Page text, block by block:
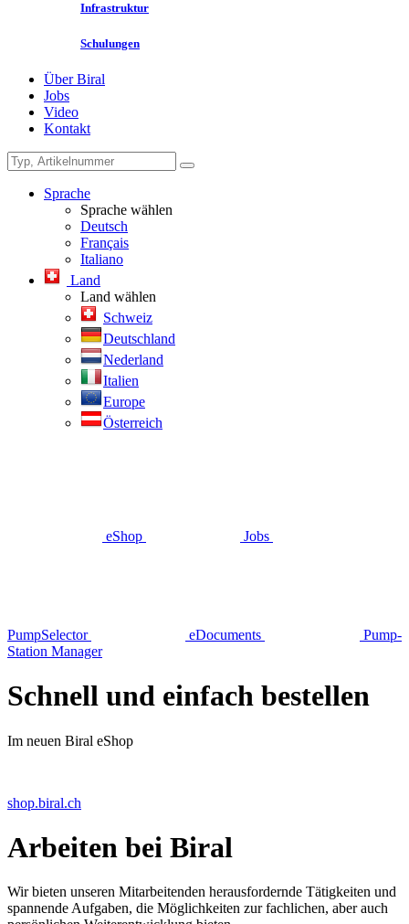
Infrastruktur
Schulungen
Über Biral
Jobs
Video
Kontakt
Sprache
Sprache wählen
Deutsch
Français
Italiano
Land
Land wählen
Schweiz
Deutschland
Nederland
Italien
Europe
Österreich
eShop Jobs
Pump­Selector eDocuments
Pump­
Station Manager
Schnell und einfach bestellen
Im neuen Biral eShop
shop.biral.ch
Arbeiten bei Biral
Wir bieten unseren Mitarbeitenden herausfordernde Tätigkeiten und
spannende Aufgaben, die Möglichkeiten zur fachlichen, aber auch